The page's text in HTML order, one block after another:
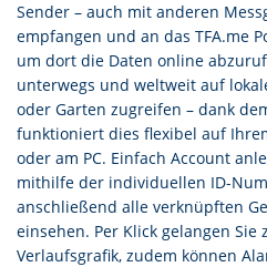
Sender – auch mit anderen
empfangen und an das TFA.me
um dort die Daten online
unterwegs und weltweit auf
oder Garten zugreifen – dank
funktioniert dies flexibel auf
oder am PC. Einfach Account
mithilfe der individuellen ID-
anschließend alle verknüpften
einsehen. Per Klick gelangen
Verlaufsgrafik, zudem können